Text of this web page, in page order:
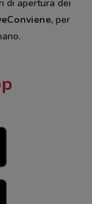
di apertura dei
, per